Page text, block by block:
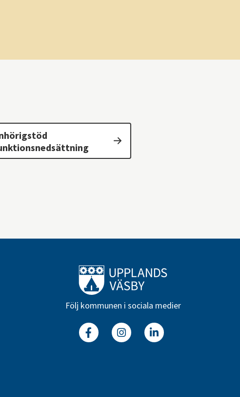
Till startsidan
Följ kommunen i sociala medier
FacebookInstagramLinkedin